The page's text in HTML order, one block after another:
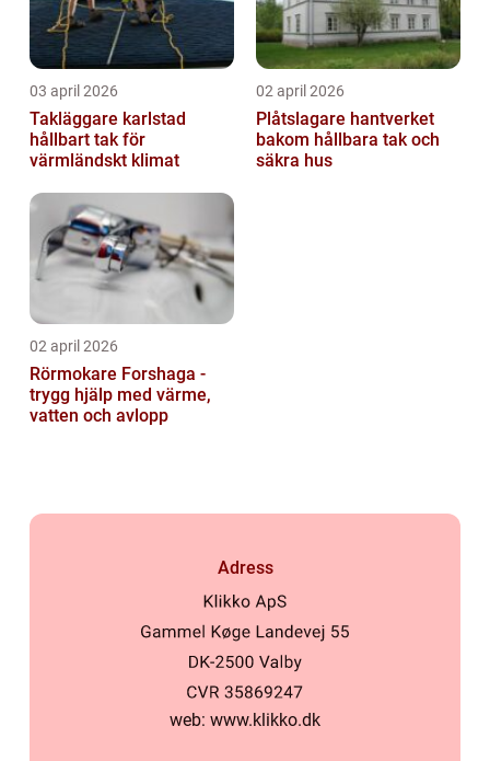
03 april 2026
Takläggare karlstad
hållbart tak för
värmländskt klimat
02 april 2026
Plåtslagare hantverket
bakom hållbara tak och
säkra hus
02 april 2026
Rörmokare Forshaga -
trygg hjälp med värme,
vatten och avlopp
Adress
web: www.klikko.dk